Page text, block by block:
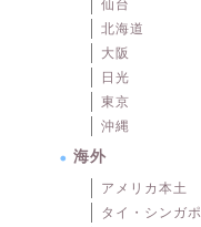
仙台
北海道
大阪
日光
東京
沖縄
海外
アメリカ本土
タイ・シンガ